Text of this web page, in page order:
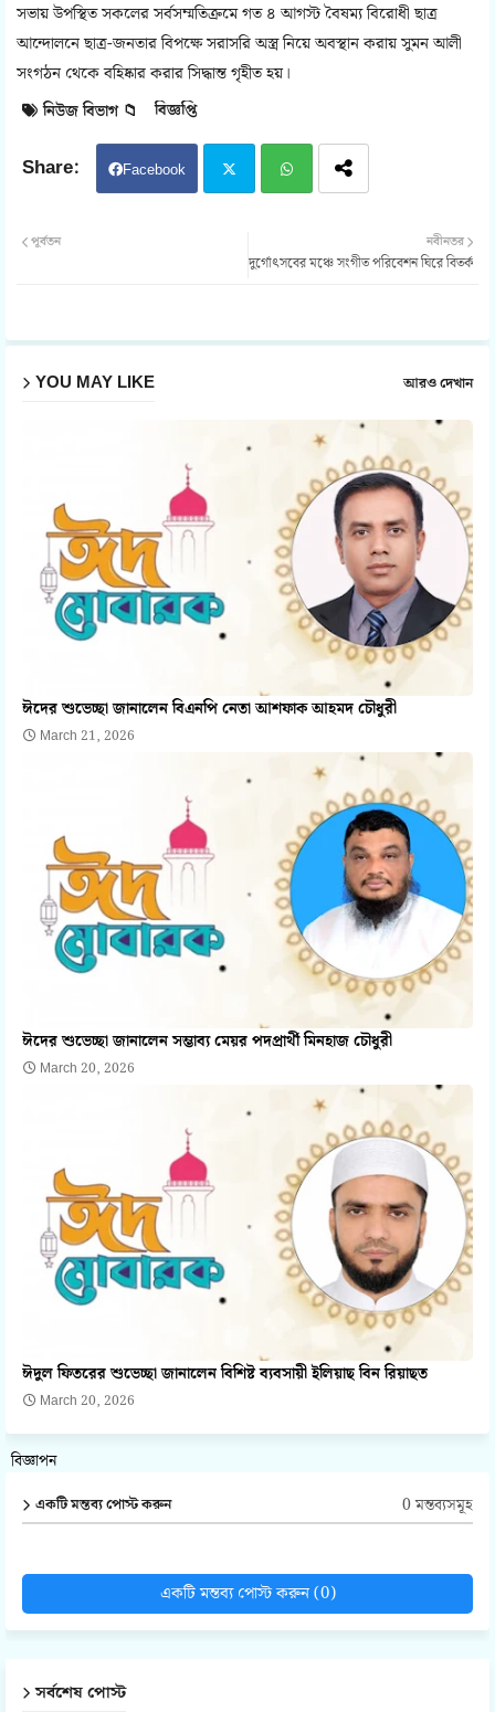
সভায় উপস্থিত সকলের সর্বসম্মতিক্রমে গত ৪ আগস্ট বৈষম্য বিরোধী ছাত্র
আন্দোলনে ছাত্র-জনতার বিপক্ষে সরাসরি অস্ত্র নিয়ে অবস্থান করায় সুমন আলী
সংগঠন থেকে বহিষ্কার করার সিদ্ধান্ত গৃহীত হয়।
নিউজ বিভাগ 📁 বিজ্ঞপ্তি
Facebook
atsa
নবীনতর
দুর্গোৎসবের মঞ্চে সংগীত পরিবেশন ঘিরে বিতর্ক
পূর্বতন
YOU MAY LIKE আরও দেখান
ঈদের শুভেচ্ছা জানালেন বিএনপি নেতা আশফাক আহমদ চৌধুরী
March 21, 2026
ঈদের শুভেচ্ছা জানালেন সম্ভাব্য মেয়র পদপ্রার্থী মিনহাজ চৌধুরী
March 20, 2026
ঈদুল ফিতরের শুভেচ্ছা জানালেন বিশিষ্ট ব্যবসায়ী ইলিয়াছ বিন রিয়াছত
March 20, 2026
বিজ্ঞাপন
একটি মন্তব্য পোস্ট করুন 0 মন্তব্যসমূহ
একটি মন্তব্য পোস্ট করুন (0)
সর্বশেষ পোস্ট